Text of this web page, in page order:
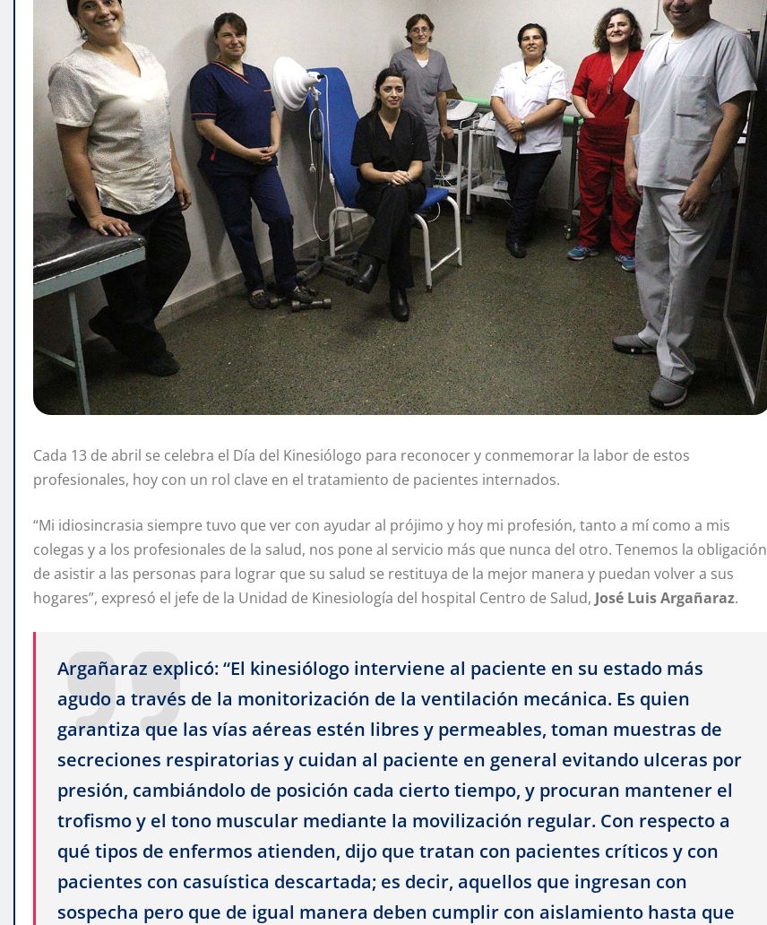
Cada 13 de abril se celebra el Día del Kinesiólogo para reconocer y conmemorar la labor de estos
profesionales, hoy con un rol clave en el tratamiento de pacientes internados.
“Mi idiosincrasia siempre tuvo que ver con ayudar al prójimo y hoy mi profesión, tanto a mí como a mis
colegas y a los profesionales de la salud, nos pone al servicio más que nunca del otro. Tenemos la obligación
de asistir a las personas para lograr que su salud se restituya de la mejor manera y puedan volver a sus
hogares”, expresó el jefe de la Unidad de Kinesiología del hospital Centro de Salud, José Luis Argañaraz.
Argañaraz explicó: “El kinesiólogo interviene al paciente en su estado más
agudo a través de la monitorización de la ventilación mecánica. Es quien
garantiza que las vías aéreas estén libres y permeables, toman muestras de
secreciones respiratorias y cuidan al paciente en general evitando ulceras por
presión, cambiándolo de posición cada cierto tiempo, y procuran mantener el
trofismo y el tono muscular mediante la movilización regular. Con respecto a
qué tipos de enfermos atienden, dijo que tratan con pacientes críticos y con
pacientes con casuística descartada; es decir, aquellos que ingresan con
sospecha pero que de igual manera deben cumplir con aislamiento hasta que